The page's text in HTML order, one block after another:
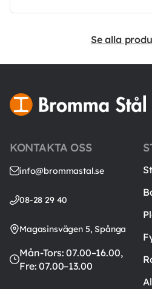
Se alla
KONTAKTA OSS
info@brommastal.se
08-28 29 40
Magasinsvägen 5, Spånga
Mån-Tors: 07.00–16.00,
Fre: 07.00–13.00